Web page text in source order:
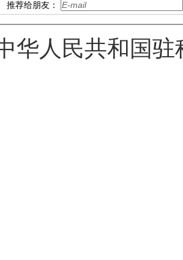
推荐给朋友：
华人民共和国